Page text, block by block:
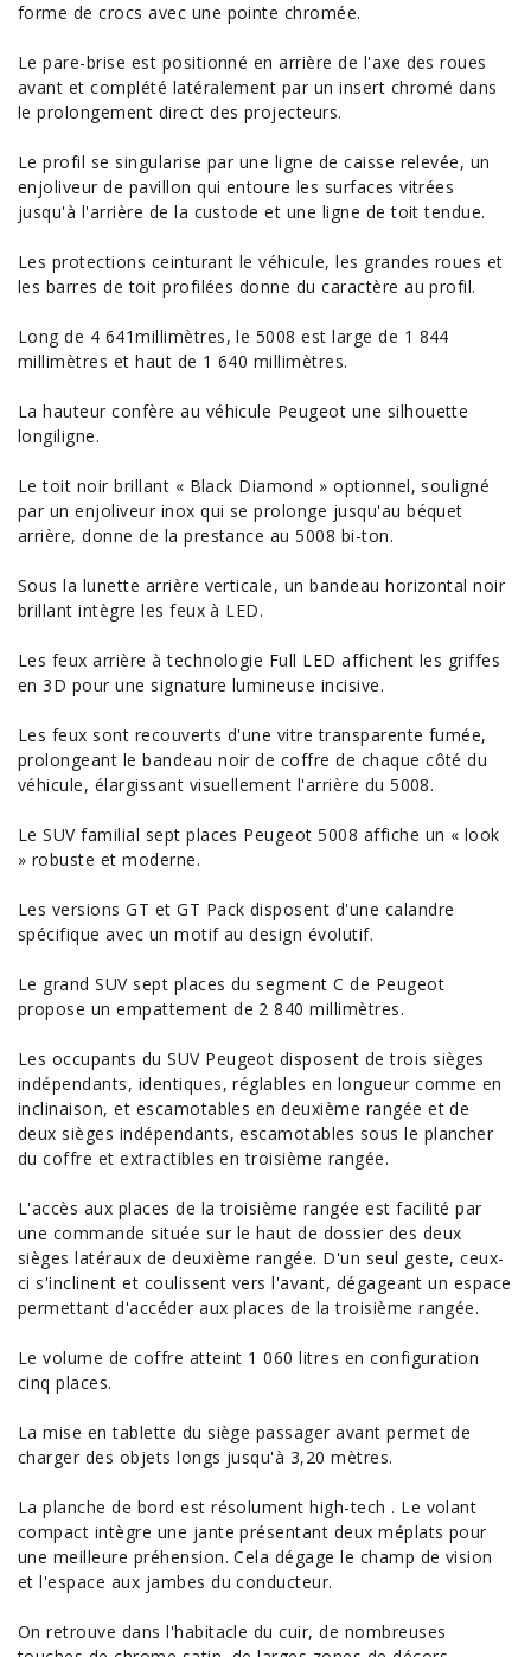
forme de crocs avec une pointe chromée.
Le pare-brise est positionné en arrière de l'axe des roues
avant et complété latéralement par un insert chromé dans
le prolongement direct des projecteurs.
Le profil se singularise par une ligne de caisse relevée, un
enjoliveur de pavillon qui entoure les surfaces vitrées
jusqu'à l'arrière de la custode et une ligne de toit tendue.
Les protections ceinturant le véhicule, les grandes roues et
les barres de toit profilées donne du caractère au profil.
Long de 4 641millimètres, le 5008 est large de 1 844
millimètres et haut de 1 640 millimètres.
La hauteur confère au véhicule Peugeot une silhouette
longiligne.
Le toit noir brillant « Black Diamond » optionnel, souligné
par un enjoliveur inox qui se prolonge jusqu'au béquet
arrière, donne de la prestance au 5008 bi-ton.
Sous la lunette arrière verticale, un bandeau horizontal noir
brillant intègre les feux à LED.
Les feux arrière à technologie Full LED affichent les griffes
en 3D pour une signature lumineuse incisive.
Les feux sont recouverts d'une vitre transparente fumée,
prolongeant le bandeau noir de coffre de chaque côté du
véhicule, élargissant visuellement l'arrière du 5008.
Le SUV familial sept places Peugeot 5008 affiche un « look
» robuste et moderne.
Les versions GT et GT Pack disposent d'une calandre
spécifique avec un motif au design évolutif.
Le grand SUV sept places du segment C de Peugeot
propose un empattement de 2 840 millimètres.
Les occupants du SUV Peugeot disposent de trois sièges
indépendants, identiques, réglables en longueur comme en
inclinaison, et escamotables en deuxième rangée et de
deux sièges indépendants, escamotables sous le plancher
du coffre et extractibles en troisième rangée.
L'accès aux places de la troisième rangée est facilité par
une commande située sur le haut de dossier des deux
sièges latéraux de deuxième rangée. D'un seul geste, ceux-
ci s'inclinent et coulissent vers l'avant, dégageant un espace
permettant d'accéder aux places de la troisième rangée.
Le volume de coffre atteint 1 060 litres en configuration
cinq places.
La mise en tablette du siège passager avant permet de
charger des objets longs jusqu'à 3,20 mètres.
La planche de bord est résolument high-tech . Le volant
compact intègre une jante présentant deux méplats pour
une meilleure préhension. Cela dégage le champ de vision
et l'espace aux jambes du conducteur.
On retrouve dans l'habitacle du cuir, de nombreuses